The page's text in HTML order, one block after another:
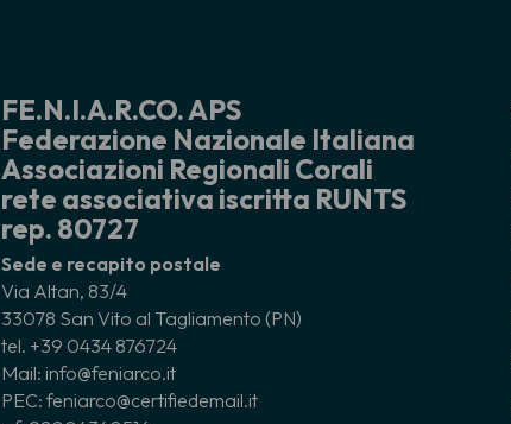
FE.N.I.A.R.CO. APS
Federazione Nazionale Italiana
Associazioni Regionali Corali
rete associativa iscritta RUNTS
rep. 80727
Sede e recapito postale
Via Altan, 83/4
33078 San Vito al Tagliamento (PN)
tel. +39 0434 876724
Mail: info@feniarco.it
PEC: feniarco@certifiedemail.it